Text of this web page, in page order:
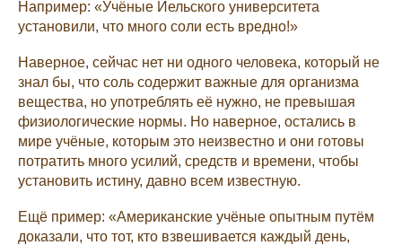
Например: «Учёные Йельского университета
установили, что много соли есть вредно!»
Наверное, сейчас нет ни одного человека, который не
знал бы, что соль содержит важные для организма
вещества, но употреблять её нужно, не превышая
физиологические нормы. Но наверное, остались в
мире учёные, которым это неизвестно и они готовы
потратить много усилий, средств и времени, чтобы
установить истину, давно всем известную.
Ещё пример: «Американские учёные опытным путём
доказали, что тот, кто взвешивается каждый день,